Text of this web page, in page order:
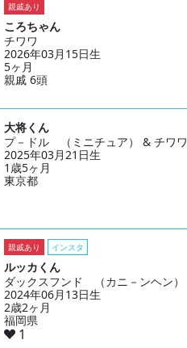
親戚あり
ころちゃん
チワワ
2026年03月15日生
5ヶ月
親戚 6頭
大将くん
プ－ドル （ミニチュア） & チワワ
2025年03月21日生
1歳5ヶ月
東京都
親戚あり インスタ
ルッカくん
ダックスフンド （カニ－ンヘン）
2024年06月13日生
2歳2ヶ月
福岡県
1